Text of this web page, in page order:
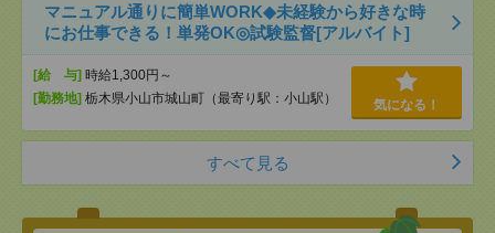
マニュアル通りに簡単WORK◆未経験から好きな時
にお仕事できる！単発OK◎試験監督[アルバイト]
[給 与] 時給1,300円～
[勤務地] 栃木県小山市城山町（最寄り駅：小山駅） 気になる！
すべて見る